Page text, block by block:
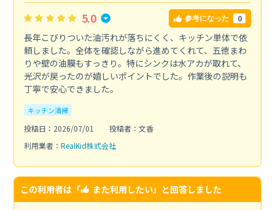
5.0 参考になった 0
長年こびりついた油汚れが落ちにくく、キッチン単体で依
頼しました。全体を確認しながら進めてくれて、五徳まわ
りや壁の油膜もすっきり。特にシンクは水アカが取れて、
光沢が戻ったのが嬉しいポイントでした。作業後の説明も
丁寧で安心できました。
キッチン清掃
投稿日：2026/07/01
投稿者：文香
利用業者： RealKid株式会社
この利用者は「 また利用したい」と回答しました